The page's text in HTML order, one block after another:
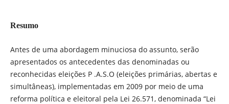
Resumo
Antes de uma abordagem minuciosa do assunto, serão
apresentados os antecedentes das denominadas ou
reconhecidas eleições P .A.S.O (eleições primárias, abertas e
simultâneas), implementadas em 2009 por meio de uma
reforma política e eleitoral pela Lei 26.571, denominada “Lei